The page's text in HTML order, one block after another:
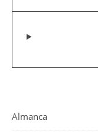
Almanca